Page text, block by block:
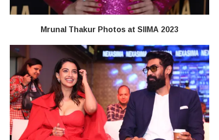
Mrunal Thakur Photos at SIIMA 2023